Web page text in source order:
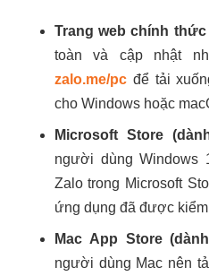
Trang web chính thức
toàn và cập nhật
zalo.me/pcđể tải
cho Windows hoặc
Microsoft Store
người dùng Windows
Zalo trong Microsoft
ứng dụng đã được
Mac App Store
người dùng Mac nên